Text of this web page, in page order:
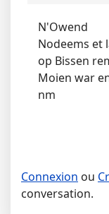
N'Owend
Nodeems et
op Bissen
Moien war
nm
Connexion ou
conversation.